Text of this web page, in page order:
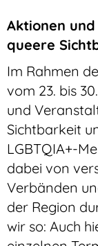
Aktionen
queere
Im Rahmen
vom 23. bis
und
Sichtbarkeit
LGBTQIA+-
dabei von
Verbänden
der Region
wir so: Auch